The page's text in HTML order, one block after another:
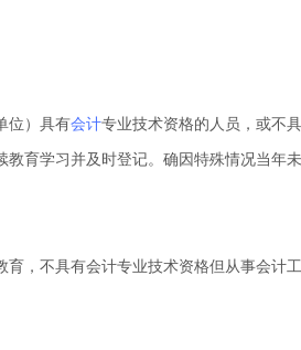
位）具有会计专业技术资格的人员，或不
教育学习并及时登记。确因特殊情况当年
，不具有会计专业技术资格但从事会计